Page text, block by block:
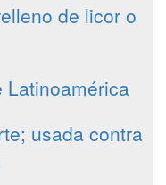
de licor o
Latinoamérica
usada contra